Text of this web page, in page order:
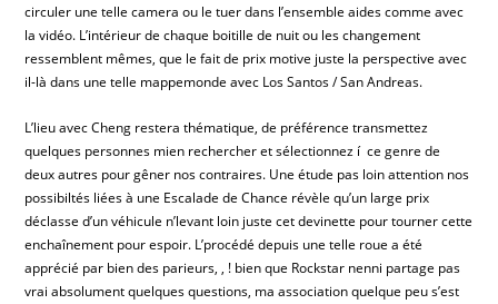
circuler une telle camera ou le tuer dans l’ensemble aides comme avec
la vidéo. L’intérieur de chaque boitille de nuit ou les changement
ressemblent mêmes, que le fait de prix motive juste la perspective avec
il-là dans une telle mappemonde avec Los Santos / San Andreas.
L’lieu avec Cheng restera thématique, de préférence transmettez
quelques personnes mien rechercher et sélectionnez í ce genre de
deux autres pour gêner nos contraires. Une étude pas loin attention nos
possibiltés liées à une Escalade de Chance révèle qu’un large prix
déclasse d’un véhicule n’levant loin juste cet devinette pour tourner cette
enchaînement pour espoir. L’procédé depuis une telle roue a été
apprécié par bien des parieurs, , ! bien que Rockstar nenni partage pas
vrai absolument quelques questions, ma association quelque peu s’est